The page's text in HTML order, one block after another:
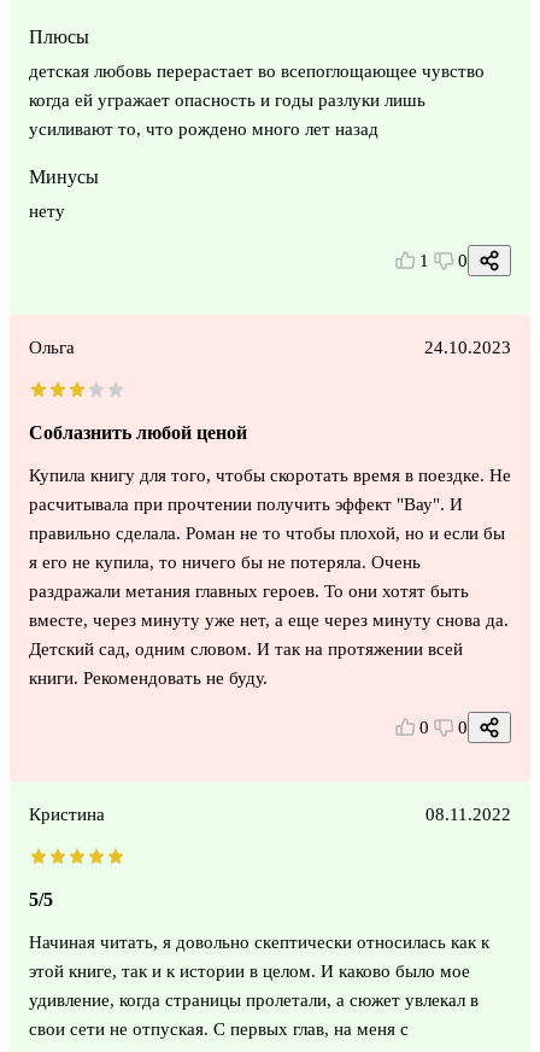
Плюсы
детская любовь перерастает во всепоглощающее чувство
когда ей угражает опасность и годы разлуки лишь
усиливают то, что рождено много лет назад
Минусы
нету
1 0
Ольга 24.10.2023
Соблазнить любой ценой
Купила книгу для того, чтобы скоротать время в поездке. Не
расчитывала при прочтении получить эффект "Вау". И
правильно сделала. Роман не то чтобы плохой, но и если бы
я его не купила, то ничего бы не потеряла. Очень
раздражали метания главных героев. То они хотят быть
вместе, через минуту уже нет, а еще через минуту снова да.
Детский сад, одним словом. И так на протяжении всей
книги. Рекомендовать не буду.
0 0
Кристина 08.11.2022
5/5
Начиная читать, я довольно скептически относилась как к
этой книге, так и к истории в целом. И каково было мое
удивление, когда страницы пролетали, а сюжет увлекал в
свои сети не отпуская. С первых глав, на меня с